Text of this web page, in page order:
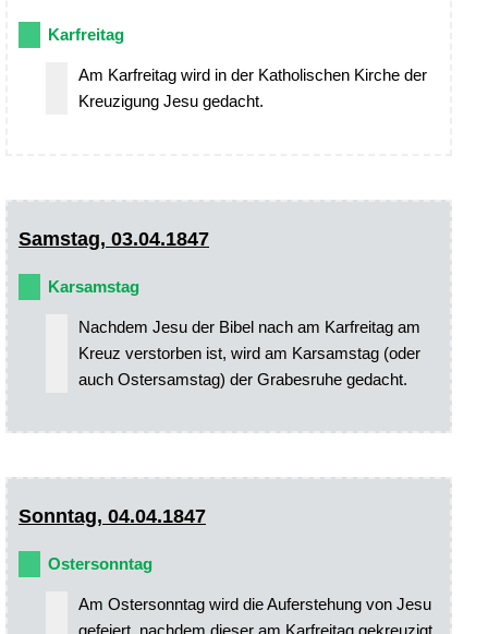
Karfreitag
Am Karfreitag wird in der Katholischen Kirche der
Kreuzigung Jesu gedacht.
Samstag, 03.04.1847
Karsamstag
Nachdem Jesu der Bibel nach am Karfreitag am
Kreuz verstorben ist, wird am Karsamstag (oder
auch Ostersamstag) der Grabesruhe gedacht.
Sonntag, 04.04.1847
Ostersonntag
Am Ostersonntag wird die Auferstehung von Jesu
gefeiert, nachdem dieser am Karfreitag gekreuzigt